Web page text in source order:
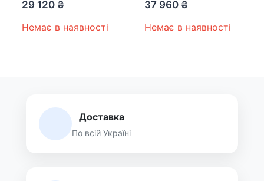
29 120 ₴
Немає в наявності
37 960 ₴
Немає в наявності
Доставка
По всій Україні